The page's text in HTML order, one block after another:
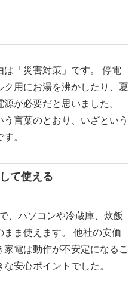
「災害対策」です。 停電
用にお湯を沸かしたり、夏
が必要だと思いました。
う言葉のとおり、いざという
。
て使える
、パソコンや冷蔵庫、炊飯
ま使えます。 他社の安価
電は動作が不安定になるこ
安心ポイントでした。